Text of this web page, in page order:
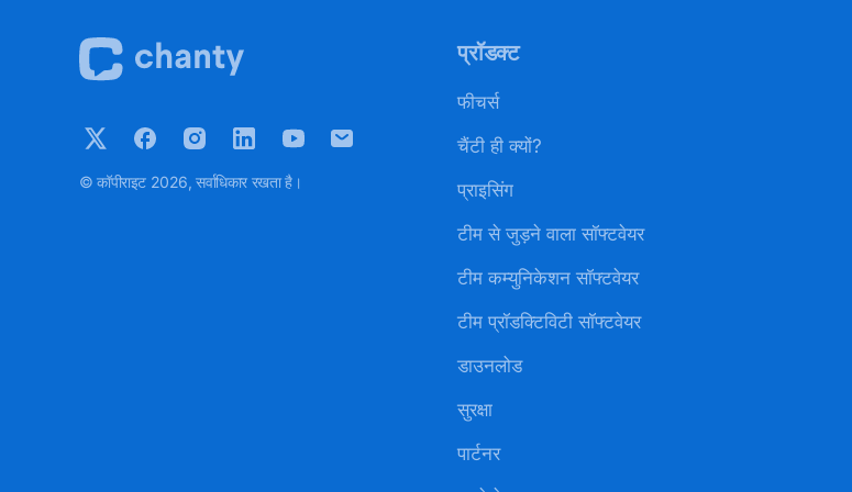
© कॉपीराइट 2026, सर्वाधिकार रखता है।
प्रॉडक्ट
फीचर्स
चैंटी ही क्यों?
प्राइसिंग
टीम से जुड़ने वाला सॉफ्टवेयर
टीम कम्युनिकेशन सॉफ्टवेयर
टीम प्रॉडक्टिविटी सॉफ्टवेयर
डाउनलोड
सुरक्षा
पार्टनर